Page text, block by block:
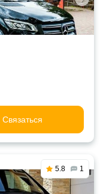
Связаться
5.8 1